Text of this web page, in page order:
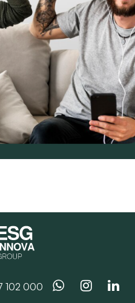
102 000 Whatsapp